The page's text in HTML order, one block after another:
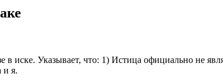
иске. Указывает, что: 1) Истица официально не
и я.